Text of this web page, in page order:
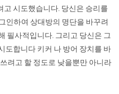
고 시도했습니다. 당신은 승리를
인하여 상대방의 명단을 바꾸려
필사적입니다. 그리고 당신은 그
도합니다 키커 나 방어 장치를 바
려고 할 정도로 낮을뿐만 아니라